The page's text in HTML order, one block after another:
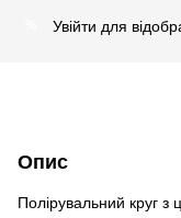
Увійти для
Опис
Полірувальний круг